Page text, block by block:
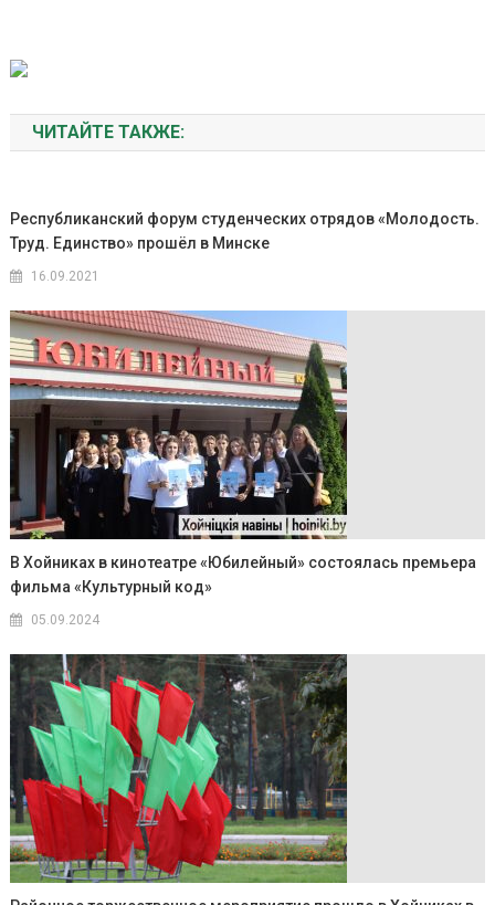
ЧИТАЙТЕ ТАКЖЕ:
Республиканский форум студенческих отрядов «Молодость.
Труд. Единство» прошёл в Минске
16.09.2021
В Хойниках в кинотеатре «Юбилейный» состоялась премьера
фильма «Культурный код»
05.09.2024